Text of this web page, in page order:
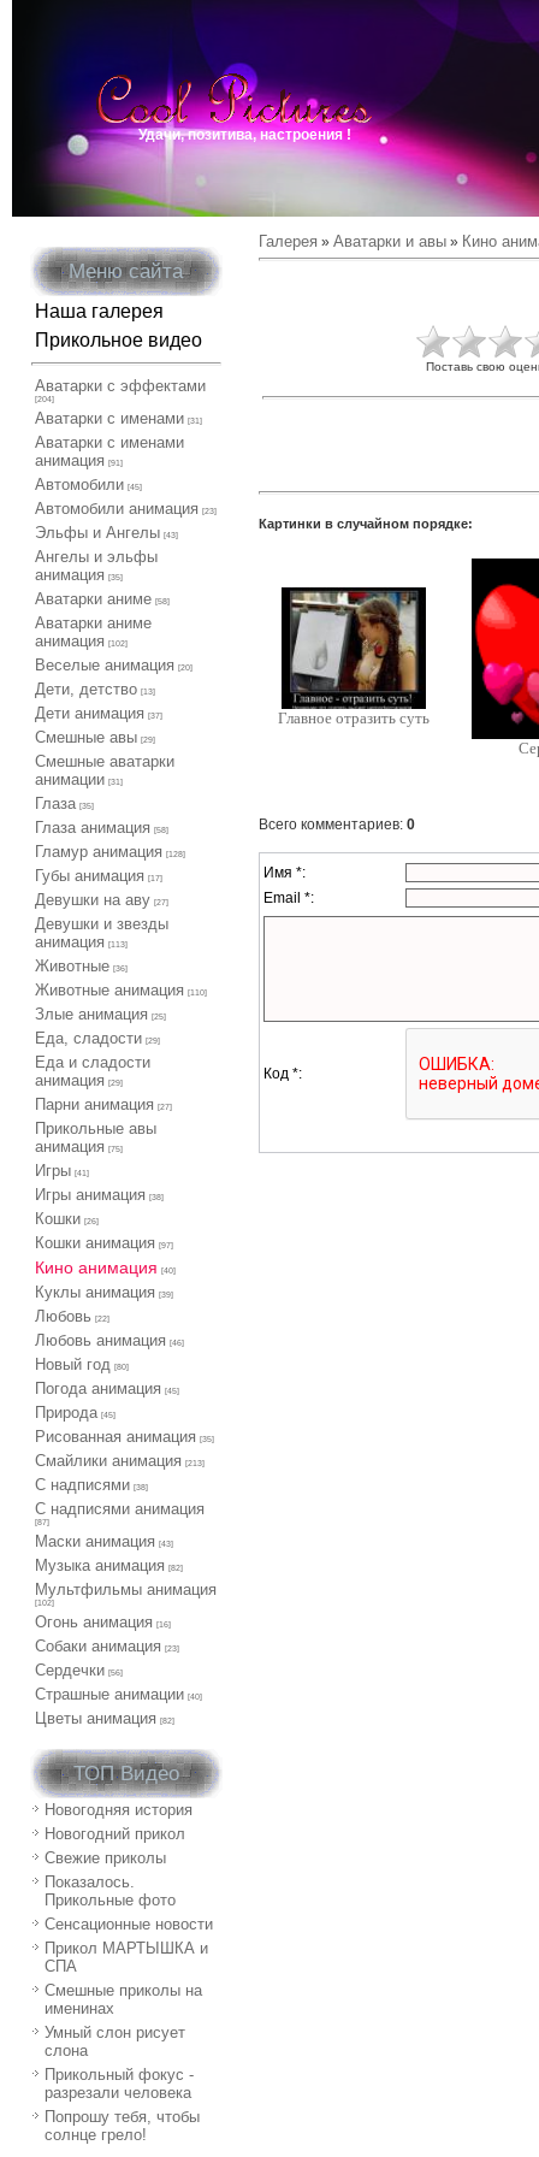
Удачи, позитива, настроения !
Меню сайта
Наша галерея
Прикольное видео
Аватарки с эффектами
[204]
Аватарки с именами [31]
Аватарки с именами
анимация
[91]
Автомобили [45]
Автомобили анимация [23]
Эльфы и Ангелы [43]
Ангелы и эльфы
анимация
[35]
Аватарки аниме [58]
Аватарки аниме
анимация
[102]
Веселые анимация [20]
Дети, детство [13]
Дети анимация [37]
Cмешные авы [29]
Cмешные аватарки
анимации
[31]
Глаза [35]
Глаза анимация [58]
Гламур анимация [128]
Губы анимация [17]
Девушки на аву [27]
Девушки и звезды
анимация
[113]
Животные [36]
Животные анимация [110]
Злые анимация [25]
Еда, сладости [29]
Еда и сладости
анимация
[29]
Парни анимация [27]
Прикольные авы
анимация
[75]
Игры [41]
Игры анимация [38]
Кошки [26]
Кошки анимация [97]
Кино анимация [40]
Куклы анимация [39]
Любовь [22]
Любовь анимация [46]
Новый год [80]
Погода анимация [45]
Природа [45]
Рисованная анимация [35]
Смайлики анимация [213]
С надписями [38]
С надписями анимация
[87]
Маски анимация [43]
Музыка анимация [82]
Мультфильмы анимация
[102]
Огонь анимация [16]
Собаки анимация [23]
Сердечки [56]
Страшные анимации [40]
Цветы анимация [82]
ТОП Видео
Новогодняя история
Новогодний прикол
Свежие приколы
Показалось.
Прикольные фото
Сенсационные новости
Прикол МАРТЫШКА и
СПА
Смешные приколы на
именинах
Умный слон рисует
слона
Прикольный фокус -
разрезали человека
Попрошу тебя, чтобы
солнце грело!
Галерея » Аватарки и авы» Кино
Поставь свою
Картинки в случайном порядке:
Главное отразить суть
Всего комментариев: 0
Имя *:
Email *:
Код *: